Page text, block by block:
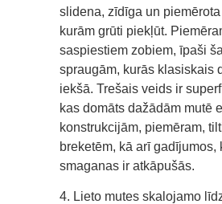
slidena, zīdīga un
kurām grūti piekļūt.
saspiestiem zobiem, īpaši
spraugām, kurās klasiskais
iekšā. Trešais veids ir
kas domāts dažādām mutē
konstrukcijām, piemēram,
breketēm, kā arī gadījumos,
smaganas ir atkāpušās.
4. Lieto mutes skalojamo